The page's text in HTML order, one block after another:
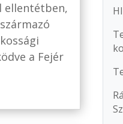
ellentétben,
a Fejér